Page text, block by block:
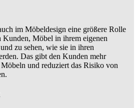
im Möbeldesign eine größere Rolle
Kunden, Möbel in ihrem eigenen
zu sehen, wie sie in ihren
Das gibt den Kunden mehr
und reduziert das Risiko von